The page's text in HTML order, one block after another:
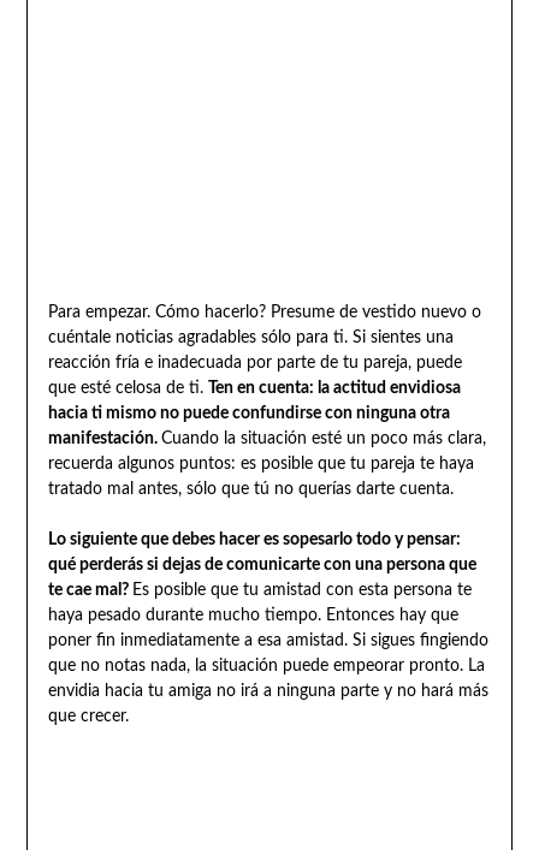
Para empezar. Cómo hacerlo? Presume de vestido nuevo o
cuéntale noticias agradables sólo para ti. Si sientes una
reacción fría e inadecuada por parte de tu pareja, puede
que esté celosa de ti.
Ten en cuenta: la actitud envidiosa
hacia ti mismo no puede confundirse con ninguna otra
manifestación. Cuando la situación esté un poco más clara,
recuerda algunos puntos: es posible que tu pareja te haya
tratado mal antes, sólo que tú no querías darte cuenta.
Lo siguiente que debes hacer es sopesarlo todo y pensar:
qué perderás si dejas de comunicarte con una persona que
te cae mal? Es posible que tu amistad con esta persona te
haya pesado durante mucho tiempo. Entonces hay que
poner fin inmediatamente a esa amistad. Si sigues fingiendo
que no notas nada, la situación puede empeorar pronto. La
envidia hacia tu amiga no irá a ninguna parte y no hará más
que crecer.